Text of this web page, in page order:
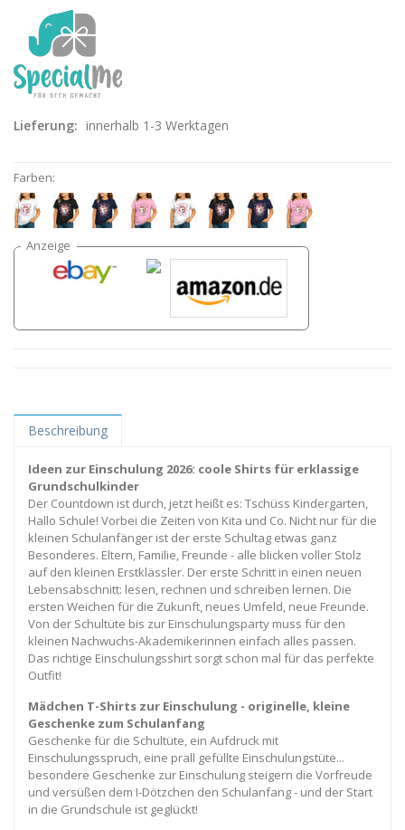
Lieferung: innerhalb 1-3 Werktagen
Farben:
Beschreibung
Ideen zur Einschulung 2026: coole Shirts für erklassige
Grundschulkinder
Der Countdown ist durch, jetzt heißt es: Tschüss Kindergarten,
Hallo Schule! Vorbei die Zeiten von Kita und Co. Nicht nur für die
kleinen Schulanfänger ist der erste Schultag etwas ganz
Besonderes. Eltern, Familie, Freunde - alle blicken voller Stolz
auf den kleinen Erstklässler. Der erste Schritt in einen neuen
Lebensabschnitt: lesen, rechnen und schreiben lernen. Die
ersten Weichen für die Zukunft, neues Umfeld, neue Freunde.
Von der Schultüte bis zur Einschulungsparty muss für den
kleinen Nachwuchs-Akademikerinnen einfach alles passen.
Das richtige Einschulungsshirt sorgt schon mal für das perfekte
Outfit!
Mädchen T-Shirts zur Einschulung - originelle, kleine
Geschenke zum Schulanfang
Geschenke für die Schultüte, ein Aufdruck mit
Einschulungsspruch, eine prall gefüllte Einschulungstüte...
besondere Geschenke zur Einschulung steigern die Vorfreude
und versüßen dem I-Dötzchen den Schulanfang - und der Start
in die Grundschule ist geglückt!